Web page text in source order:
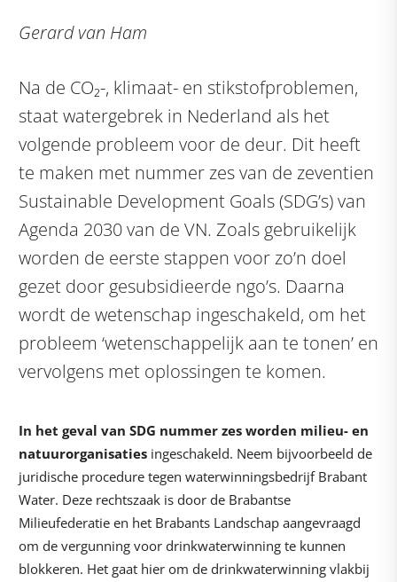
Gerard van Ham
Na de CO₂-, klimaat- en stikstofproblemen,
staat watergebrek in Nederland als het
volgende probleem voor de deur. Dit heeft
te maken met nummer zes van de zeventien
Sustainable Development Goals (SDG’s) van
Agenda 2030 van de VN. Zoals gebruikelijk
worden de eerste stappen voor zo’n doel
gezet door gesubsidieerde ngo’s. Daarna
wordt de wetenschap ingeschakeld, om het
probleem ‘wetenschappelijk aan te tonen’ en
vervolgens met oplossingen te komen.
In het geval van SDG nummer zes worden milieu- en
natuurorganisaties ingeschakeld. Neem bijvoorbeeld de
juridische procedure tegen waterwinningsbedrijf Brabant
Water. Deze rechtszaak is door de Brabantse
Milieufederatie en het Brabants Landschap aangevraagd
om de vergunning voor drinkwaterwinning te kunnen
blokkeren. Het gaat hier om de drinkwaterwinning vlakbij